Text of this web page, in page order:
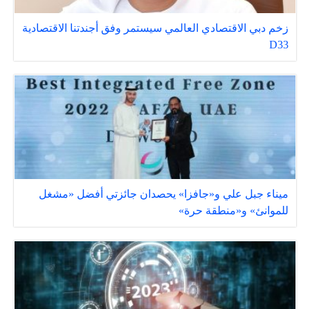
زخم دبي الاقتصادي العالمي سيستمر وفق أجندتنا الاقتصادية
D33
ميناء جبل علي و«جافزا» يحصدان جائزتي أفضل «مشغل
للموانئ» و«منطقة حرة»